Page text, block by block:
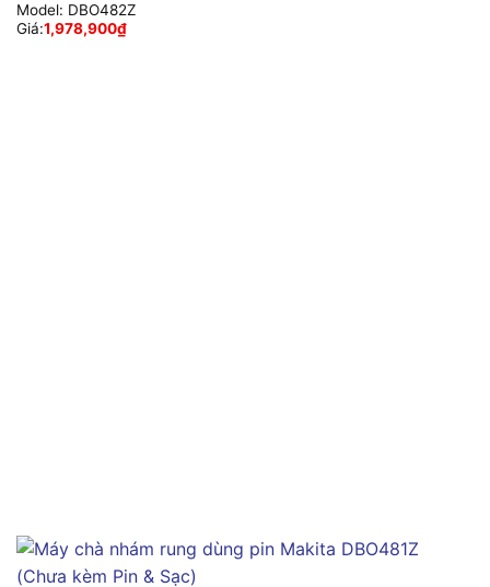
Model: DBO482Z
Giá:1,978,900₫